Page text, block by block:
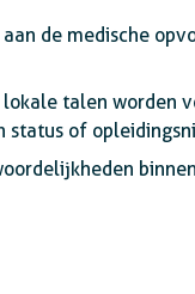
de medische
talen worden
status of
binnen